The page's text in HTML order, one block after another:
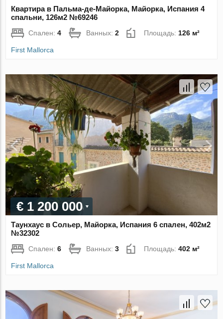
Квартира в Пальма-де-Майорка, Майорка, Испания 4
спальни, 126м2 №69246
Спален:4 Ванных:2 Площадь: 126 м²
First Mallorca
€ 1 200 000
Таунхаус в Сольер, Майорка, Испания 6 спален, 402м2
№32302
Спален:6 Ванных:3 Площадь:402 м²
First Mallorca